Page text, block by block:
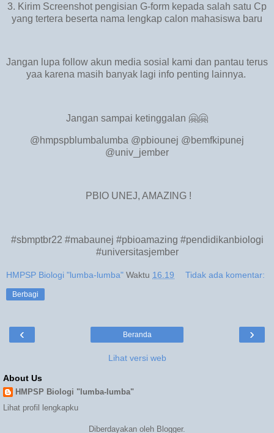
3. Kirim Screenshot pengisian G-form kepada salah satu Cp
yang tertera beserta nama lengkap calon mahasiswa baru
Jangan lupa follow akun media sosial kami dan pantau terus
yaa karena masih banyak lagi info penting lainnya.
Jangan sampai ketinggalan 🤗🤗
@hmpspblumbalumba @pbiounej @bemfkipunej
@univ_jember
PBIO UNEJ, AMAZING !
#sbmptbr22 #mabaunej #pbioamazing #pendidikanbiologi
#universitasjember
HMPSP Biologi "lumba-lumba" Waktu 16.19 Tidak ada komentar:
Berbagi
‹ ›
Beranda
Lihat versi web
About Us
HMPSP Biologi "lumba-lumba"
Lihat profil lengkapku
Diberdayakan oleh Blogger.